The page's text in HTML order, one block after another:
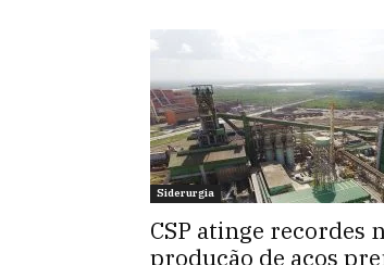
Siderurgia
CSP atinge recordes
produção de aços